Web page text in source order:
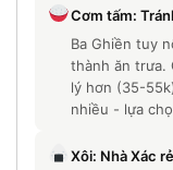
Cơm tấm:
Ba Ghiền tuy
thành ăn trưa.
lý hơn (35-
nhiều - lựa
Xôi: Nhà Xác